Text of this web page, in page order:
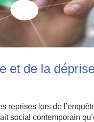
et de la
reprises lors de
social contemporain